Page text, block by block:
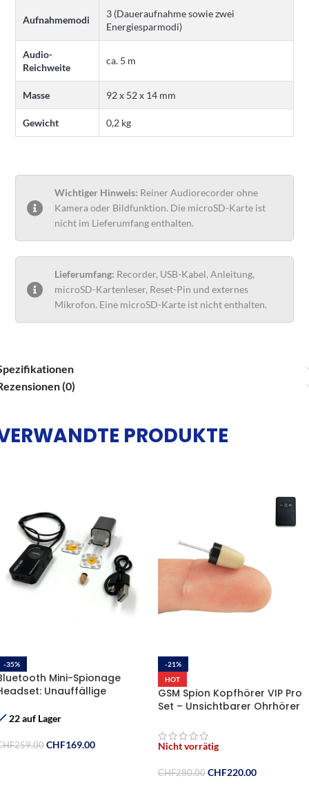
Aufnahmemodi
3 (Daueraufnahme sowie zwei
Energiesparmodi)
Audio-
Reichweite
ca. 5 m
Masse 92 x 52 x 14 mm
Gewicht 0,2 kg
Wichtiger Hinweis: Reiner Audiorecorder ohne
Kamera oder Bildfunktion. Die microSD-Karte ist
nicht im Lieferumfang enthalten.
Lieferumfang: Recorder, USB-Kabel, Anleitung,
microSD-Kartenleser, Reset-Pin und externes
Mikrofon. Eine microSD-Karte ist nicht enthalten.
(0)
PRODUKTE
-35%
Mini-Spionage
Unauffällige
22 auf Lager
259.00 CHF169.00
-21%
HOT
GSM Spion Kopfhörer VIP Pro
Set – Unsichtbarer Ohrhörer
Nicht vorrätig
CHF280.00 CHF220.00